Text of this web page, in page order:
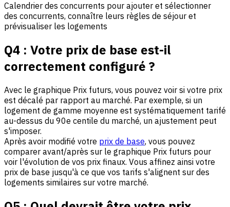
Calendrier des concurrents pour ajouter et sélectionner
des concurrents, connaître leurs règles de séjour et
prévisualiser les logements
Q4 : Votre prix de base est-il
correctement configuré ?
Avec le graphique Prix futurs, vous pouvez voir si votre prix
est décalé par rapport au marché. Par exemple, si un
logement de gamme moyenne est systématiquement tarifé
au-dessus du 90e centile du marché, un ajustement peut
s'imposer.
Après avoir modifié votre prix de base, vous pouvez
comparer avant/après sur le graphique Prix futurs pour
voir l'évolution de vos prix finaux. Vous affinez ainsi votre
prix de base jusqu'à ce que vos tarifs s'alignent sur des
logements similaires sur votre marché.